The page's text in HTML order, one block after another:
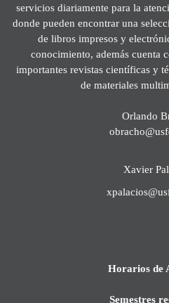
servicios diariamente para la
donde pueden encontrar una
de libros impresos y
conocimiento, además cuenta
importantes revistas científicas y
de materiales
Orlando
Xavier
Horarios de
Semestres